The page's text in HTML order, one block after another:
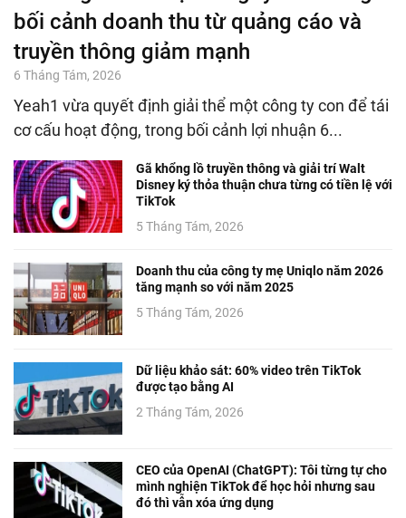
bối cảnh doanh thu từ quảng cáo và
truyền thông giảm mạnh
6 Tháng Tám, 2026
Yeah1 vừa quyết định giải thể một công ty con để tái
cơ cấu hoạt động, trong bối cảnh lợi nhuận 6...
Gã khổng lồ truyền thông và giải trí Walt
Disney ký thỏa thuận chưa từng có tiền lệ với
TikTok
5 Tháng Tám, 2026
Doanh thu của công ty mẹ Uniqlo năm 2026
tăng mạnh so với năm 2025
5 Tháng Tám, 2026
Dữ liệu khảo sát: 60% video trên TikTok
được tạo bằng AI
2 Tháng Tám, 2026
CEO của OpenAI (ChatGPT): Tôi từng tự cho
mình nghiện TikTok để học hỏi nhưng sau
đó thì vẫn xóa ứng dụng